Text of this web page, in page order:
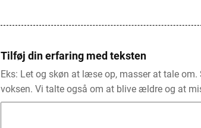
Tilføj din erfaring med teksten
Eks: Let og skøn at læse op, masser at tale
voksen. Vi talte også om at blive ældre og at